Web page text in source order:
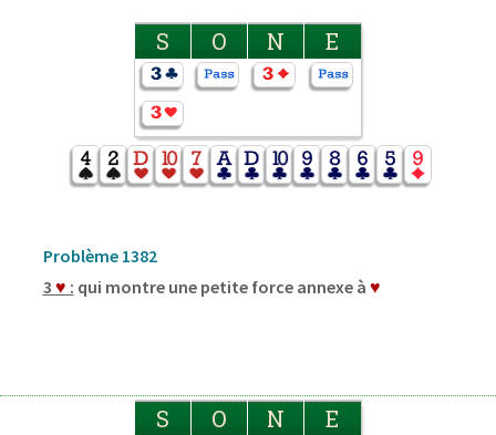
S O N E
Problème 1382
3 ♥ : qui montre une petite force annexe à ♥
S O N E